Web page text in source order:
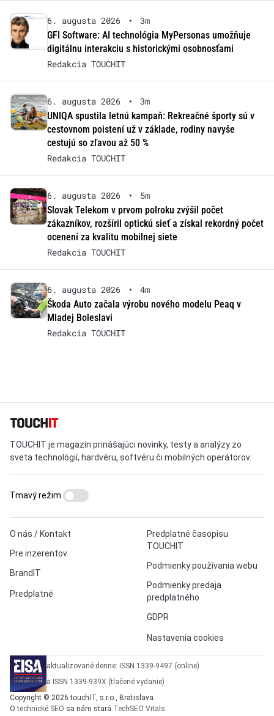
6. augusta 2026 •
3m
GFI Software: AI technológia MyPersonas umožňuje
digitálnu interakciu s historickými osobnosťami
Redakcia TOUCHIT
6. augusta 2026 •
3m
UNIQA spustila letnú kampaň: Rekreačné športy sú v
cestovnom poistení už v základe, rodiny navyše
cestujú so zľavou až 50 %
Redakcia TOUCHIT
6. augusta 2026 •
5m
Slovak Telekom v prvom polroku zvýšil počet
zákazníkov, rozšíril optickú sieť a získal rekordný počet
ocenení za kvalitu mobilnej siete
Redakcia TOUCHIT
6. augusta 2026 •
4m
Škoda Auto začala výrobu nového modelu Peaq v
Mladej Boleslavi
Redakcia TOUCHIT
TOUCHIT je magazín prinášajúci novinky, testy a analýzy zo
sveta technológií, hardvéru, softvéru či mobilných operátorov.
O nás / Kontakt
Pre inzerentov
BrandIT
Predplatné
Predplatné časopisu
TOUCHIT
Podmienky používania webu
Podmienky predaja
predplatného
GDPR
Nastavenia cookies
Tmavý režim
aktualizované denne: ISSN 1339-9497 (online)
a ISSN 1339-939X (tlačené vydanie)
Copyright © 2026 touchIT, s.r.o., Bratislava.
Otechnické SEO sa nám stará TechSEO Vitals